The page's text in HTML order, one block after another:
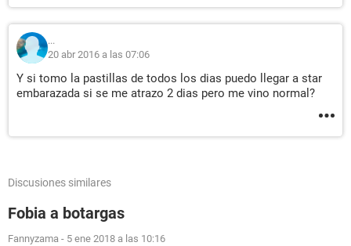
...
20 abr 2016 a las 07:06
Y si tomo la pastillas de todos los dias puedo llegar a star
embarazada si se me atrazo 2 dias pero me vino normal?
Discusiones similares
Fobia a botargas
Fannyzama - 5 ene 2018 a las 10:16